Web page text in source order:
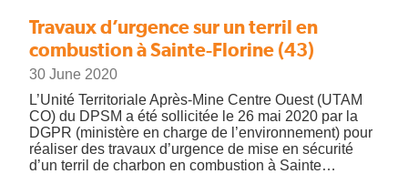
Travaux d’urgence sur un terril en
combustion à Sainte-Florine (43)
30 June 2020
L’Unité Territoriale Après-Mine Centre Ouest (UTAM
CO) du DPSM a été sollicitée le 26 mai 2020 par la
DGPR (ministère en charge de l’environnement) pour
réaliser des travaux d’urgence de mise en sécurité
d’un terril de charbon en combustion à Sainte…